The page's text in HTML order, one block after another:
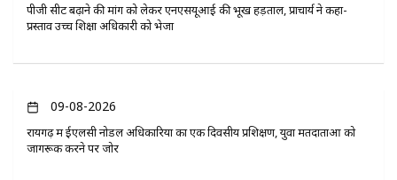
पीजी सीट बढ़ाने की मांग को लेकर एनएसयूआई की भूख हड़ताल, प्राचार्य ने कहा-
प्रस्ताव उच्च शिक्षा अधिकारी को भेजा
09-08-2026
रायगढ़ में ईएलसी नोडल अधिकारियों का एक दिवसीय प्रशिक्षण, युवा मतदाताओं को
जागरूक करने पर जोर